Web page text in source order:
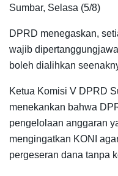
Sumbar, Selasa (5/8)
DPRD menegaskan,
wajib
boleh dialihkan
Ketua Komisi V DPRD
menekankan bahwa
pengelolaan anggaran
mengingatkan KONI
pergeseran dana tanpa